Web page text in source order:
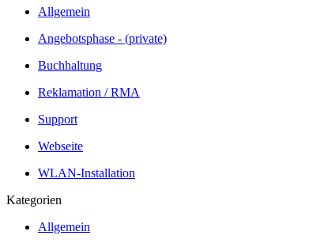
Allgemein
Angebotsphase - (private)
Buchhaltung
Reklamation / RMA
Support
Webseite
WLAN-Installation
Kategorien
Allgemein